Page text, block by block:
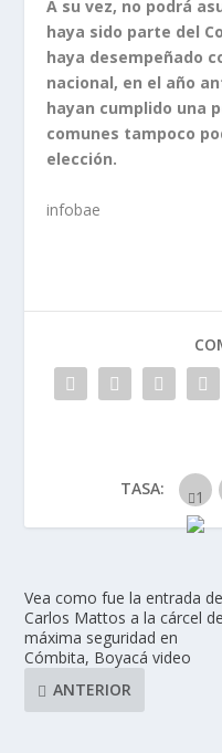
A su vez, no podrá
haya sido parte del
haya desempeñado
nacional, en el año
hayan cumplido una
comunes tampoco
elección.
infobae
TASA:
Vea como fue la entrada de
Carlos Mattos a la cárcel de
máxima seguridad en
Cómbita, Boyacá video
ANTERIOR